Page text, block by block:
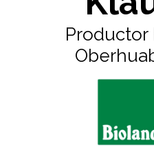
Productor